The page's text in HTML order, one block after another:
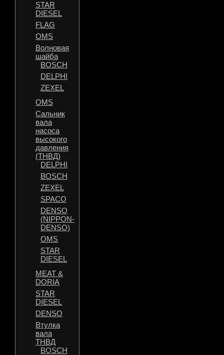
STAR
DIESEL
FLAG
OMS
Волновая
шайба
BOSCH
DELPHI
ZEXEL
OMS
Сальник
вала
насоса
высокого
давления
(ТНВД)
DELPHI
BOSCH
ZEXEL
SPACO
DENSO
(NIPPON-
DENSO)
OMS
STAR
DIESEL
MEAT &
DORIA
STAR
DIESEL
DENSO
Втулка
вала
ТНВД
BOSCH